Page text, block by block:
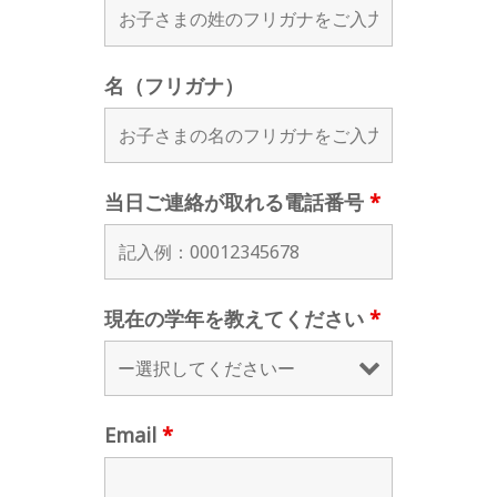
名（フリガナ）
当日ご連絡が取れる電話番号 *
現在の学年を教えてください *
Email *